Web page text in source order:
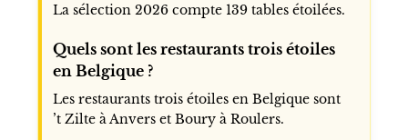
La sélection 2026 compte 139 tables étoilées.
Quels sont les restaurants trois étoiles
en Belgique ?
Les restaurants trois étoiles en Belgique sont
’t Zilte à Anvers et Boury à Roulers.